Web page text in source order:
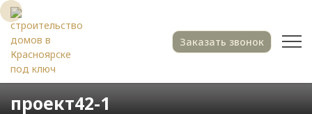
Заказать звонок
проект42-1